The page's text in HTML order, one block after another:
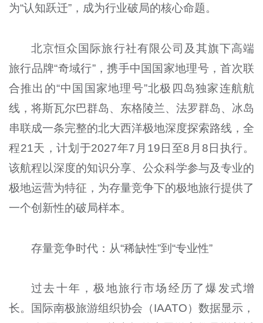
为“认知跃迁”，成为行业破局的核心命题。
北京恒众国际旅行社有限公司及其旗下高端
旅行品牌“奇域行”，携手中国国家地理号，首次联
合推出的“中国国家地理号”北极四岛独家连航航
线，将斯瓦尔巴群岛、东格陵兰、法罗群岛、冰岛
串联成一条完整的北大西洋极地深度探索路线，全
程21天，计划于2027年7月19日至8月8日执行。
该航程以深度的知识分享、公众科学参与及专业的
极地运营为特征，为存量竞争下的极地旅行提供了
一个创新性的破局样本。
存量竞争时代：从“稀缺性”到“专业性”
过去十年，极地旅行市场经历了爆发式增
长。国际南极旅游组织协会（IAATO）数据显示，